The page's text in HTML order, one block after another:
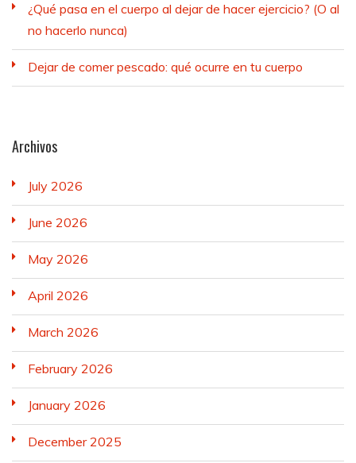
¿Qué pasa en el cuerpo al dejar de hacer ejercicio? (O al
no hacerlo nunca)
Dejar de comer pescado: qué ocurre en tu cuerpo
Archivos
July 2026
June 2026
May 2026
April 2026
March 2026
February 2026
January 2026
December 2025